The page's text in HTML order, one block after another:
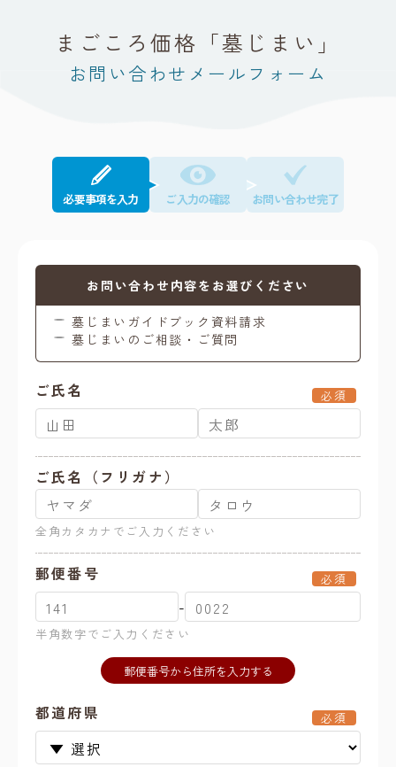
まごころ価格「墓じまい」
お問い合わせメールフォーム
必要事項を入力 ご入力の確認 お問い合わせ完了
お問い合わせ内容をお選びください
墓じまいガイドブック資料請求
墓じまいのご相談・ご質問
ご氏名 必須
ご氏名（フリガナ）
全角カタカナでご入力ください
郵便番号 必須
-
半角数字でご入力ください
郵便番号から住所を入力する
都道府県 必須